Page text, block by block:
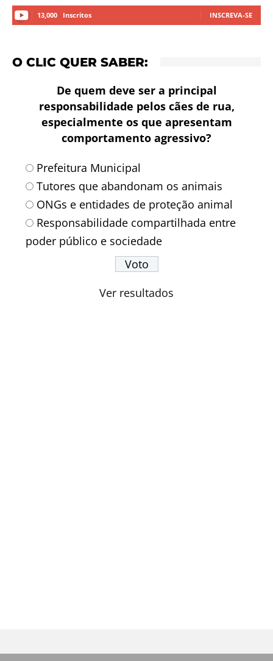
13,000 Inscritos INSCREVA-SE
O CLIC QUER SABER:
De quem deve ser a principal
responsabilidade pelos cães de rua,
especialmente os que apresentam
comportamento agressivo?
Prefeitura Municipal
Tutores que abandonam os animais
ONGs e entidades de proteção animal
Responsabilidade compartilhada entre
poder público e sociedade
Ver resultados